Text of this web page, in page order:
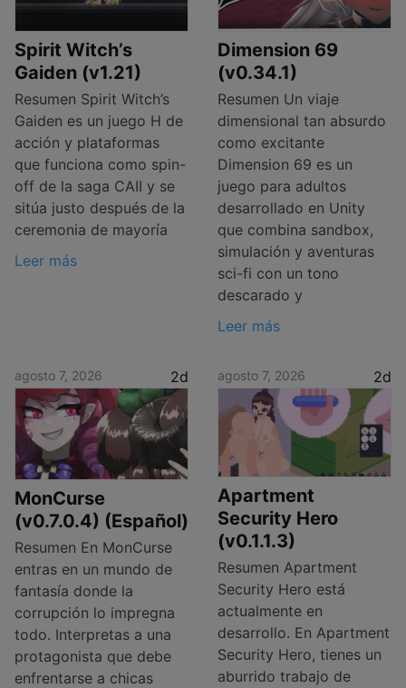
Spirit Witch’s
Gaiden (v1.21)
Resumen Spirit Witch’s
Gaiden es un juego H de
acción y plataformas
que funciona como spin-
off de la saga CAII y se
sitúa justo después de la
ceremonia de mayoría
Leer más
Dimension 69
(v0.34.1)
Resumen Un viaje
dimensional tan absurdo
como excitante
Dimension 69 es un
juego para adultos
desarrollado en Unity
que combina sandbox,
simulación y aventuras
sci-fi con un tono
descarado y
Leer más
agosto 7, 2026 2d
MonCurse
(v0.7.0.4) (Español)
Resumen En MonCurse
entras en un mundo de
fantasía donde la
corrupción lo impregna
todo. Interpretas a una
protagonista que debe
enfrentarse a chicas
agosto 7, 2026 2d
Apartment
Security Hero
(v0.1.1.3)
Resumen Apartment
Security Hero está
actualmente en
desarrollo. En Apartment
Security Hero, tienes un
aburrido trabajo de